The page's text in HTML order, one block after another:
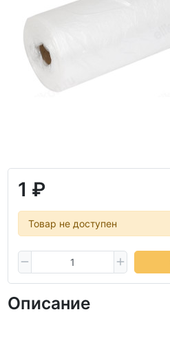
1 ₽
Товар не доступен
Описание